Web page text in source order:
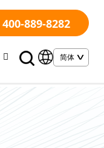
889-8282